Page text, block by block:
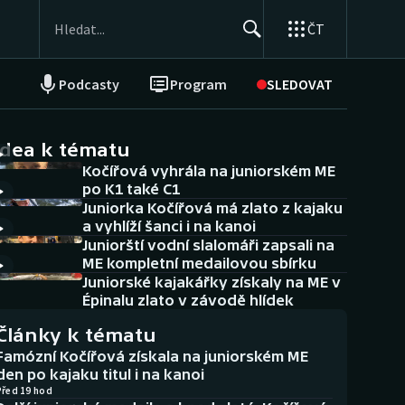
ČT
Podcasty Program SLEDOVAT
NEPŘEHLÉDNĚTE
Historické návraty
Aplikace ČT sport
AZ kvíz
k tématu
Kočířová vyhrála na juniorském ME
po K1 také C1
Juniorka Kočířová má zlato z kajaku
a vyhlíží šanci i na kanoi
Juniorští vodní slalomáři zapsali na
ME kompletní medailovou sbírku
Juniorské kajakářky získaly na ME v
Épinalu zlato v závodě hlídek
k tématu
Kočířová získala na juniorském ME
po kajaku titul i na kanoi
19 hod